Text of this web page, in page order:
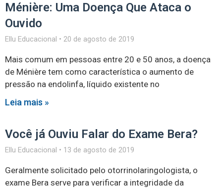
Ménière: Uma Doença Que Ataca o
Ouvido
Ellu Educacional 20 de agosto de 2019
Mais comum em pessoas entre 20 e 50 anos, a doença
de Ménière tem como característica o aumento de
pressão na endolinfa, líquido existente no
Leia mais »
Você já Ouviu Falar do Exame Bera?
Ellu Educacional 13 de agosto de 2019
Geralmente solicitado pelo otorrinolaringologista, o
exame Bera serve para verificar a integridade da